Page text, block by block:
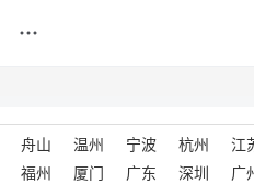
舟山 温州 宁波 杭州 江
福州 厦门 广东 深圳 广